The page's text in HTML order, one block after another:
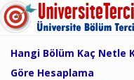
Hangi Bölüm Kaç Netle
Göre Hesaplama